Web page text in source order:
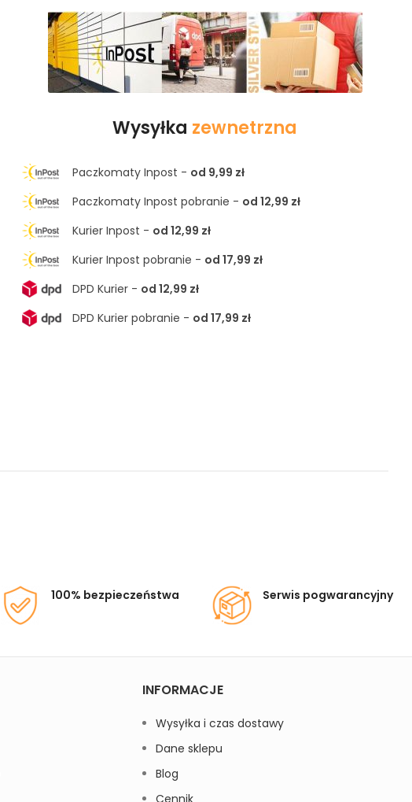
Wysyłka zewnetrzna
Paczkomaty Inpost - od 9,99 zł
Paczkomaty Inpost pobranie - od 12,99 zł
Kurier Inpost - od 12,99 zł
Kurier Inpost pobranie - od 17,99 zł
DPD Kurier - od 12,99 zł
DPD Kurier pobranie - od 17,99 zł
100% bezpieczeństwa Serwis pogwarancyjny
INFORMACJE
Wysyłka i czas dostawy
Dane sklepu
Blog
Cennik